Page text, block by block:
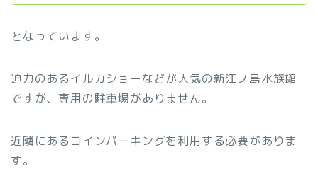
となっています。
迫力のあるイルカショーなどが人気の新江ノ島水族館
ですが、専用の駐車場がありません。
近隣にあるコインパーキングを利用する必要がありま
す。